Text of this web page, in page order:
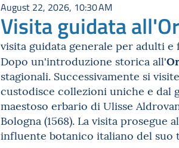
August 22, 2026, 10:30 AM
Visita guidata
visita guidata generale per adulti e
Dopo un'introduzione storica all'
stagionali. Successivamente si
custodisce collezioni uniche e dal
maestoso erbario di Ulisse
Bologna (1568). La visita
influente botanico italiano del suo